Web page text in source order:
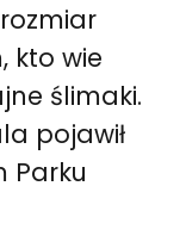
kto wie
ślimaki.
pojawił
Parku